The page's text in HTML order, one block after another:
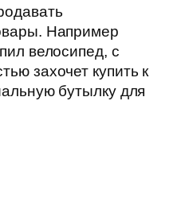
Например
велосипед, с
захочет купить к
бутылку для